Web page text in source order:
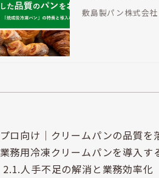
敷島製パン株式会社
プロ向け｜クリームパンの品質
業務用冷凍クリームパンを導入す
2.1.人手不足の解消と業務効率化